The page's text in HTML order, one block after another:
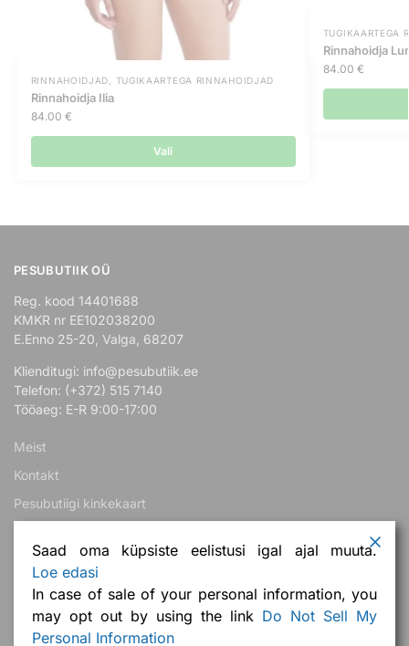
RINNAHOIDJAD TUGIKAARTEGA RINNAHOIDJAD
Rinnahoidja Ilia
84.00 €
Vali
TUGIKAARTEGA
Rinnahoidja
84.00 €
PESUBUTIIK OÜ
Reg. kood 14401688
KMKR nr EE102038200
E.Enno 25-20, Valga, 68207
Klienditugi: info@pesubutiik.ee
Telefon: (+372) 515 7140
Tööaeg: E-R 9:00-17:00
Meist
Kontakt
Pesubutiigi kinkekaart
Järelmaks
Korduma kippuvad küsimused
Ostuabi ja tingimused
Saad oma küpsiste eelistusi igal ajal muuta.
Loe edasi
In case of sale of your personal information, you
may opt out by using the link Do Not Sell My
Personal Information